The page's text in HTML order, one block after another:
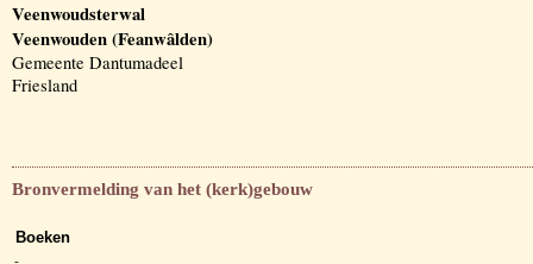
Veenwoudsterwal
Veenwouden (Feanwâlden)
Gemeente Dantumadeel
Friesland
Bronvermelding van het (kerk)gebouw
Boeken
-